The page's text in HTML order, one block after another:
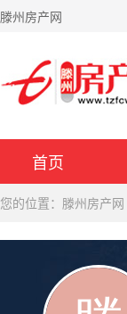
滕州房产网
首页
您的位置： 滕州房产网